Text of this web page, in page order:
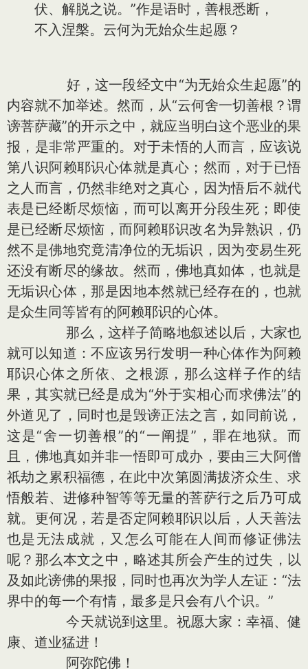
伏、解脱之说。”作是语时，善根悉断，
不入涅槃。云何为无始众生起愿？
好，这一段经文中“为无始众生起愿”的
内容就不加举述。然而，从“云何舍一切善根？谓
谤菩萨藏”的开示之中，就应当明白这个恶业的果
报，是非常严重的。对于未悟的人而言，应该说
第八识阿赖耶识心体就是真心；然而，对于已悟
之人而言，仍然非绝对之真心，因为悟后不就代
表是已经断尽烦恼，而可以离开分段生死；即使
是已经断尽烦恼，而阿赖耶识改名为异熟识，仍
然不是佛地究竟清净位的无垢识，因为变易生死
还没有断尽的缘故。然而，佛地真如体，也就是
无垢识心体，那是因地本然就已经存在的，也就
是众生同等皆有的阿赖耶识的心体。
那么，这样子简略地叙述以后，大家也
就可以知道：不应该另行发明一种心体作为阿赖
耶识心体之所依、之根源，那么这样子作的结
果，其实就已经是成为“外于实相心而求佛法”的
外道见了，同时也是毁谤正法之言，如同前说，
这是“舍一切善根”的“一阐提”，罪在地狱。而
且，佛地真如并非一悟即可成办，要由三大阿僧
祇劫之累积福德，在此中次第圆满拔济众生、求
悟般若、进修种智等等无量的菩萨行之后乃可成
就。更何况，若是否定阿赖耶识以后，人天善法
也是无法成就，又怎么可能在人间而修证佛法
呢？那么本文之中，略述其所会产生的过失，以
及如此谤佛的果报，同时也再次为学人左证：“法
界中的每一个有情，最多是只会有八个识。”
今天就说到这里。祝愿大家：幸福、健
康、道业猛进！
阿弥陀佛！